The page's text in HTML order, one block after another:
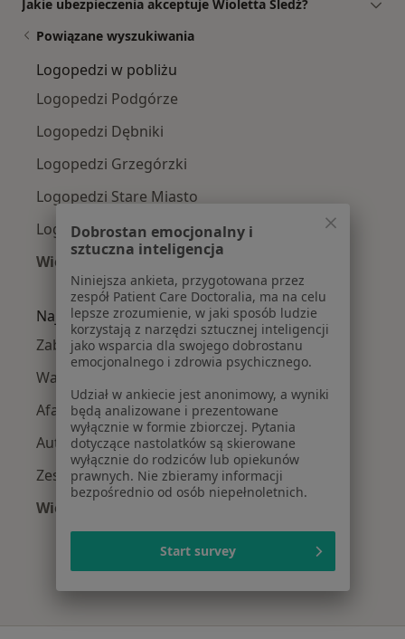
Jakie ubezpieczenia akceptuje Wioletta Śledź?
Powiązane wyszukiwania
Logopedzi w pobliżu
Logopedzi Podgórze
Logopedzi Dębniki
Logopedzi Grzegórzki
Logopedzi Stare Miasto
Logopedzi Krowodrza
Więcej (13)
Więcej w kategorii: Logopedzi w pobliżu
Najczęście leczone choroby
Zaburzenia mowy w Krakowie
Wady wymowy w Krakowie
Afazja w Krakowie
Autyzm w Krakowie
Zespół Aspergera w Krakowie
Więcej (15)
Więcej w kategorii: Najczęście leczone
Dobrostan emocjonalny i
sztuczna inteligencja
Niniejsza ankieta, przygotowana przez
zespół Patient Care Doctoralia, ma na celu
lepsze zrozumienie, w jaki sposób ludzie
korzystają z narzędzi sztucznej inteligencji
jako wsparcia dla swojego dobrostanu
emocjonalnego i zdrowia psychicznego.
Udział w ankiecie jest anonimowy, a wyniki
będą analizowane i prezentowane
wyłącznie w formie zbiorczej. Pytania
dotyczące nastolatków są skierowane
wyłącznie do rodziców lub opiekunów
prawnych. Nie zbieramy informacji
bezpośrednio od osób niepełnoletnich.
Start survey